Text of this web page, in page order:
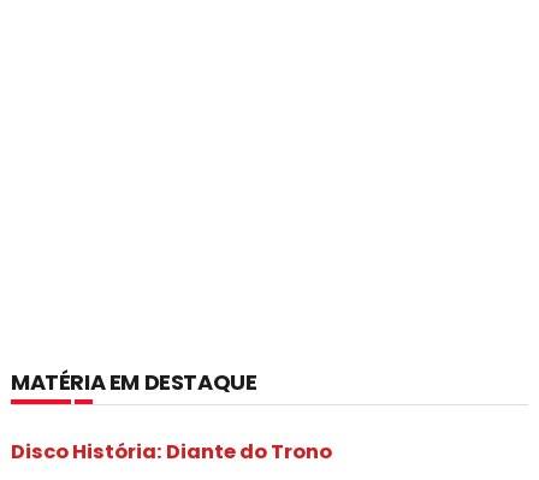
MATÉRIA EM DESTAQUE
Disco História: Diante do Trono